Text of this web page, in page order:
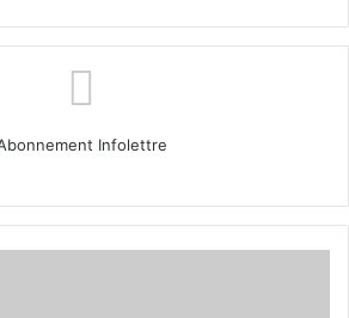
Infolettre